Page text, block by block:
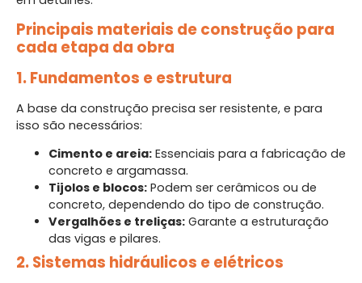
Principais materiais de construção para
cada etapa da obra
1. Fundamentos e estrutura
A base da construção precisa ser resistente, e para
isso são necessários:
Cimento e areia: Essenciais para a fabricação de
concreto e argamassa.
Tijolos e blocos: Podem ser cerâmicos ou de
concreto, dependendo do tipo de construção.
Vergalhões e treliças: Garante a estruturação
das vigas e pilares.
2. Sistemas hidráulicos e elétricos